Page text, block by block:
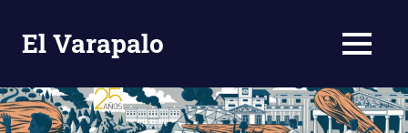
Saltar
al
El Varapalo
Crítico
MENÚ